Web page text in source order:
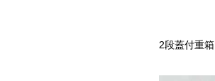
2段蓋付重箱